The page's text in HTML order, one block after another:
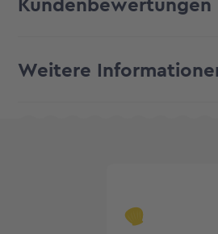
Weitere